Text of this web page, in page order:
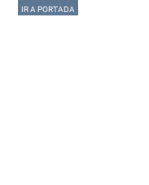
IR A PORTADA